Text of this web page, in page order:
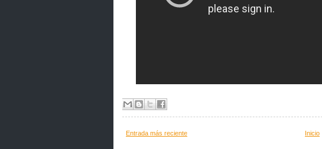
Entrada más reciente Inicio